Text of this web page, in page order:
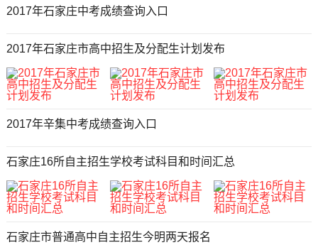
2017年石家庄中考成绩查询入口
2017年石家庄市高中招生及分配生计划发布
2017年辛集中考成绩查询入口
石家庄16所自主招生学校考试科目和时间汇总
石家庄市普通高中自主招生今明两天报名